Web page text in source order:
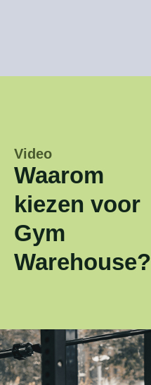
Video
Waarom
kiezen voor
Gym
Warehouse?